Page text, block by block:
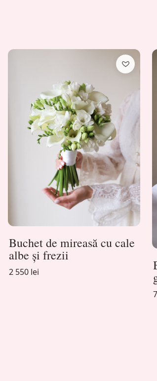
Buchet de mireasă cu cale
albe și frezii
2 550 lei